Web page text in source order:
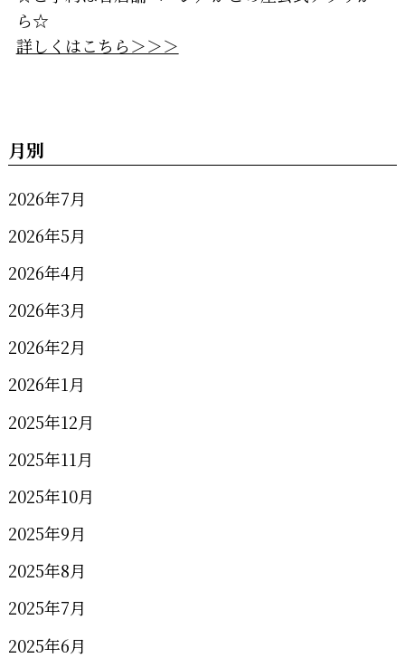
ら☆
詳しくはこちら＞＞＞
月別
2026年7月
2026年5月
2026年4月
2026年3月
2026年2月
2026年1月
2025年12月
2025年11月
2025年10月
2025年9月
2025年8月
2025年7月
2025年6月